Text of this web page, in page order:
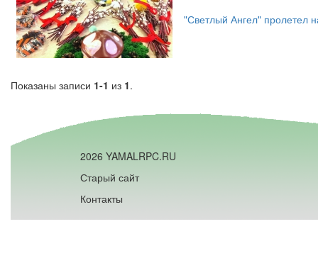
"Светлый Ангел" пролетел
Показаны записи 1-1 из 1.
2026 YAMALRPC.RU
Старый сайт
Контакты